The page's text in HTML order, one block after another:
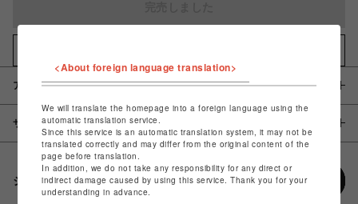
アイテム説明 / 素材
サイズ
シェアする
<About foreign language translation>
We will translate the homepage into a foreign language using the
automatic translation service.
Since this service is an automatic translation system, it may not be
translated correctly and may differ from the original content of the
page before translation.
In addition, we do not take any responsibility for any direct or
indirect damage caused by using this service. Thank you for your
understanding in advance.